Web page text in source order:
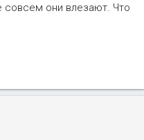
совсем они влезают. Что